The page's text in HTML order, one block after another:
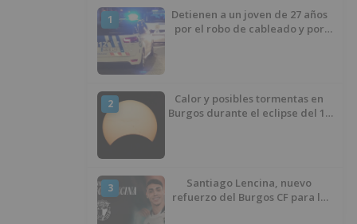
1
Detienen a un joven de 27 años
por el robo de cableado y por
2
Calor y posibles tormentas en
Burgos durante el eclipse del 12
3
Santiago Lencina, nuevo
refuerzo del Burgos CF para la